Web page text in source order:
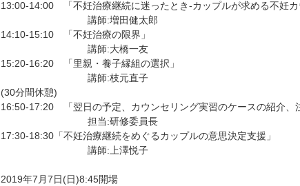
13:00-14:00 「不妊治療継続に迷ったとき-カップルが求める不妊カ
講師:増田健太郎
14:10-15:10 「不妊治療の限界」
講師:大橋一友
15:20-16:20 「里親・養子縁組の選択」
講師:枝元直子
(30分間休憩)
16:50-17:20 「翌日の予定、カウンセリング実習のケースの紹介、
担当:研修委員長
17:30-18:30「不妊治療継続をめぐるカップルの意思決定支援」
講師:上澤悦子
2019年7月7日(日)8:45開場